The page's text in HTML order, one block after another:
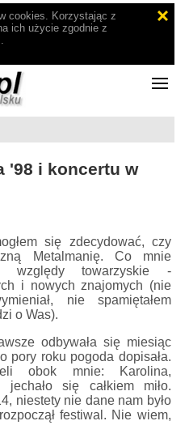
cookies. Korzystając z
ich użycie zgodnie z
'98 i koncertu w
się zdecydować, czy
Metalmanię. Co mnie
względy towarzyskie -
i nowych znajomych (nie
nie spamiętałem
o Was).
odbywała się miesiąc
pory roku pogoda dopisała.
obok mnie: Karolina,
się całkiem miło.
niestety nie dane nam było
festiwal. Nie wiem,